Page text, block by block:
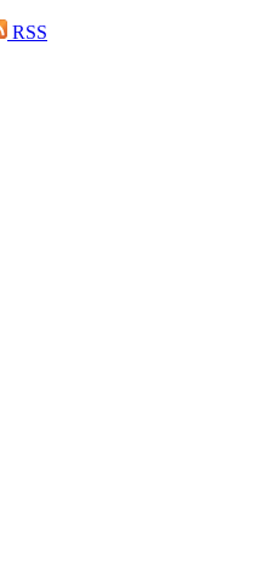
RSS